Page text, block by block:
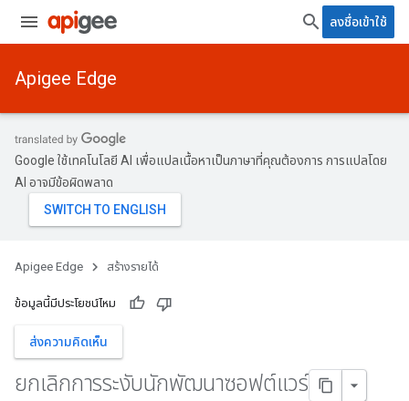
ลงชื่อเข้าใช้
Apigee Edge
Google ใช้เทคโนโลยี AI เพื่อแปลเนื้อหาเป็นภาษาที่คุณต้องการ การแปลโดย
AI อาจมีข้อผิดพลาด
Apigee Edge สร้างรายได้
ข้อมูลนี้มีประโยชน์ไหม
ส่งความคิดเห็น
ยกเลิกการระงับนักพัฒนาซอฟต์แวร์